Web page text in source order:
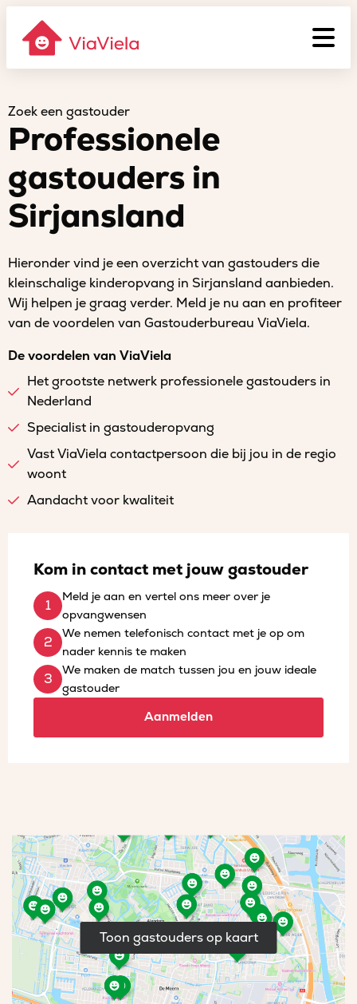
Zoek een gastouder
Professionele
gastouders in
Sirjansland
Hieronder vind je een overzicht van gastouders die
kleinschalige kinderopvang in Sirjansland aanbieden.
Wij helpen je graag verder. Meld je nu aan en profiteer
van de voordelen van Gastouderbureau ViaViela.
De voordelen van ViaViela
Het grootste netwerk professionele gastouders in
Nederland
Specialist in gastouderopvang
Vast ViaViela contactpersoon die bij jou in de regio
woont
Aandacht voor kwaliteit
Kom in contact met jouw gastouder
Meld je aan en vertel ons meer over je
opvangwensen
We nemen telefonisch contact met je op om
nader kennis te maken
We maken de match tussen jou en jouw ideale
gastouder
Aanmelden
Toon gastouders op kaart